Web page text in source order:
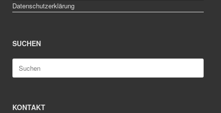
Datenschutzerklärung
SUCHEN
nach:
KONTAKT